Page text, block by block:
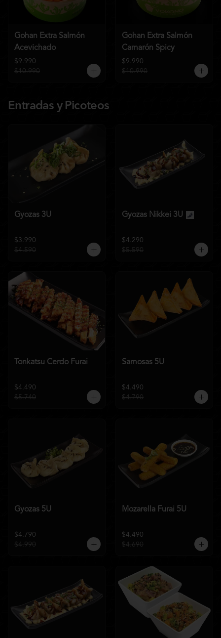
Gohan Extra Salmón
Acevichado
$9.990
$10.990
Gohan Extra Salmón
Camarón Spicy
$9.990
$10.990
Entradas y Picoteos
Gyozas 3U
$3.990
$4.590
Gyozas Nikkei 3U
$4.290
$5.590
Tonkatsu Cerdo Furai
$4.490
$5.740
Samosas 5U
$4.490
$4.790
Gyozas 5U
$4.790
$4.990
Mozarella Furai 5U
$4.490
$4.690